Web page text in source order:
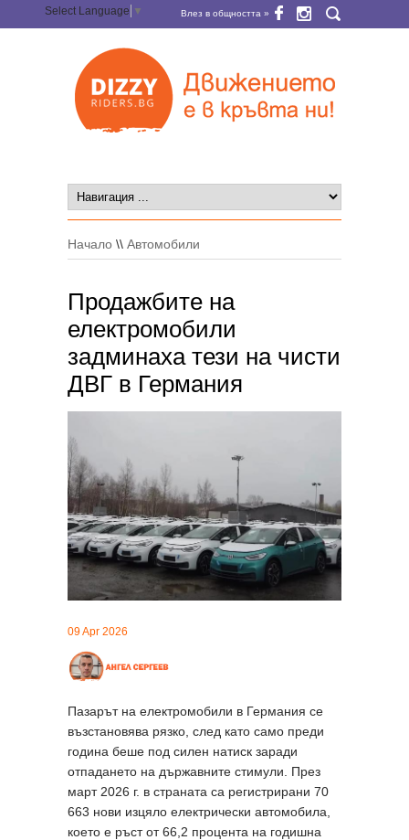
Select Language ▼ Влез в общността »
Начало \\ Автомобили
Продажбите на
електромобили
задминаха тези на чисти
ДВГ в Германия
09 Apr 2026
Пазарът на електромобили в Германия се
възстановява рязко, след като само преди
година беше под силен натиск заради
отпадането на държавните стимули. През
март 2026 г. в страната са регистрирани 70
663 нови изцяло електрически автомобила,
което е ръст от 66,2 процента на годишна